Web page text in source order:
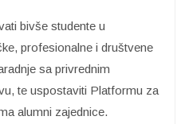
bivše studente u
profesionalne i društvene
sa privrednim
te uspostaviti Platformu za
alumni zajednice.